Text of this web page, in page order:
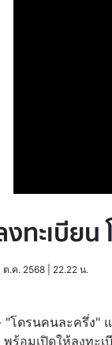
ทะเบีย
ต.ค. 2568 | 22.22 น.
"โดรนคนละครึ่ง"
พร้อมเปิดให้ลงทะ